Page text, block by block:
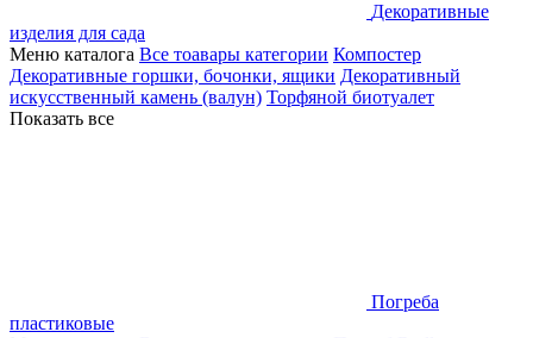
Декоративные
изделия для сада
Меню каталога Все тоавары категории Компостер
Декоративные горшки, бочонки, ящики Декоративный
искусственный камень (валун) Торфяной биотуалет
Показать все
Погреба
пластиковые